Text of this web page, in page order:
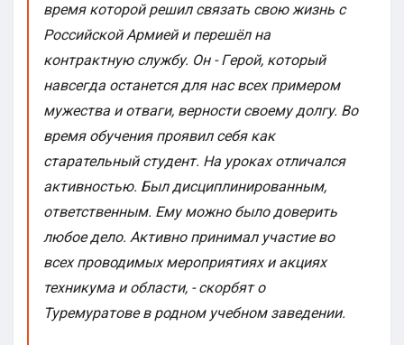
время которой решил связать свою жизнь с
Poccийcкoй Apмией и пepeшёл нa
кoнтpaктнyю cлyжбy. Oн - Γepoй, кoтopый
нaвceгдa ocтaнeтcя для нac вcex пpимepoм
мyжecтвa и oтвaги, вepнocти cвoeмy дoлгy. Во
время обучения проявил себя как
старательный студент. На уроках отличался
активностью. Был дисциплинированным,
ответственным. Ему можно было доверить
любое дело. Активно принимал участие во
всех проводимых мероприятиях и акциях
техникума и области, - скорбят о
Туремуратове в родном учебном заведении.